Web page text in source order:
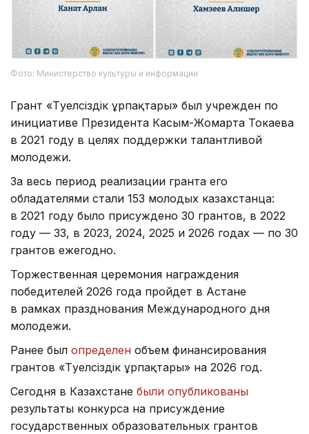
Фото: Министерство культуры и информации
Грант «Тәуелсіздік ұрпақтары» был учрежден по
инициативе Президента Касым-Жомарта Токаева
в 2021 году в целях поддержки талантливой
молодежи.
За весь период реализации гранта его
обладателями стали 153 молодых казахстанца:
в 2021 году было присуждено 30 грантов, в 2022
году — 33, в 2023, 2024, 2025 и 2026 годах — по 30
грантов ежегодно.
Торжественная церемония награждения
победителей 2026 года пройдет в Астане
в рамках празднования Международного дня
молодежи.
Ранее был определен объем финансирования
грантов «Тәуелсіздік ұрпақтары» на 2026 год.
Сегодня в Казахстане были опубликованы
результаты конкурса на присуждение
государственных образовательных грантов